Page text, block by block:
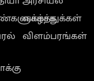
வாழ்த்துக்கள்
விளம்பரங்கள்